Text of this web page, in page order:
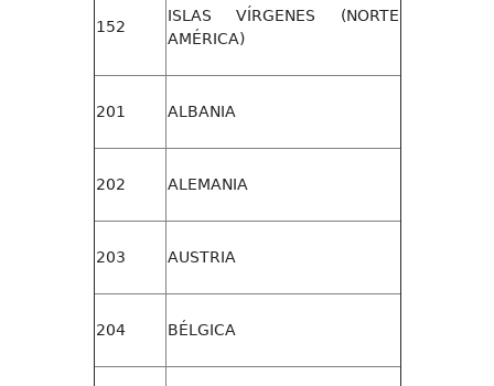
152
ISLAS VÍRGENES (NORTE
AMÉRICA)
201 ALBANIA
202 ALEMANIA
203 AUSTRIA
204 BÉLGICA